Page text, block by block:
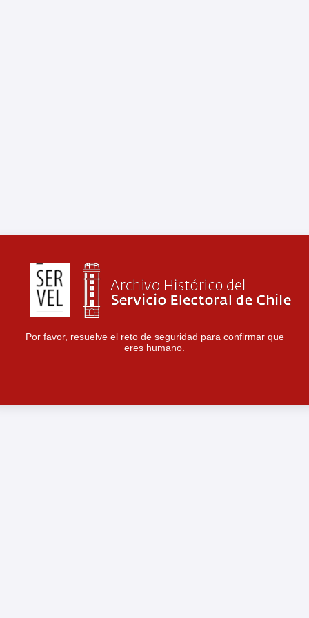
Por favor, resuelve el reto de seguridad para confirmar que
eres humano.